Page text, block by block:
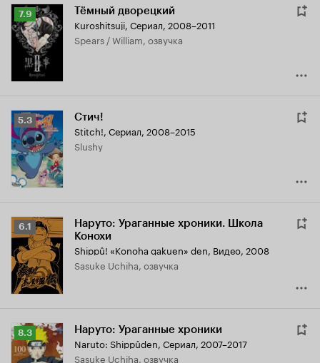
Рейтинг
Кинопоиска
7.9
7.9 Тёмный дворецкий
Kuroshitsuji, Сериал, 2008–2011
Spears / William, озвучка
Рейтинг
Кинопоиска
5.3
5.3 Стич!
Stitch!, Сериал, 2008–2015
Slushy
Рейтинг
Кинопоиска
6.1
6.1
Наруто: Ураганные хроники. Школа
Конохи
Shippû! «Konoha gakuen» den, Видео, 2008
Sasuke Uchiha, озвучка
Рейтинг
Кинопоиска
8.3
8.3 Наруто: Ураганные хроники
Naruto: Shippûden, Сериал, 2007–2017
Sasuke Uchiha, озвучка